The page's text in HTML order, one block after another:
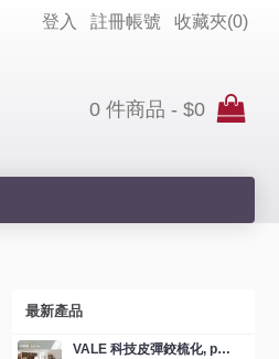
登入 註冊帳號 收藏夾(0)
0 件商品 - $0
最新產品
VALE 科技皮彈鉸梳化, promotion